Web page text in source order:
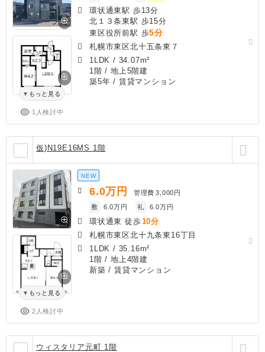
もっと見る
1人検討中
環状通東駅 歩13分
北１３条東駅 歩15分
東区役所前駅 歩5分
札幌市東区北十五条東７
1LDK / 34.07m²
1階 / 地上5階建
築5年 / 賃貸マンション
仮)N19E16MS 1階
もっと見る
2人検討中
NEW
6.0万円 管理費 3,000円
敷
6.0万円 礼 6.0万円
環状通東 徒歩10分
札幌市東区北十九条東16丁目
1LDK / 35.16m²
1階 / 地上4階建
新築 / 賃貸マンション
ウィスタリア元町 1階